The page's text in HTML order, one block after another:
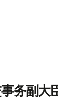
务副大